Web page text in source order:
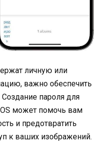
личную или
важно обеспечить
пароля для
может помочь вам
и предотвратить
к ваших изображений.